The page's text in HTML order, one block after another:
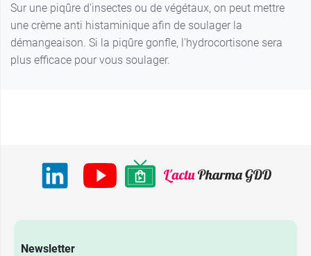
Sur une piqûre d'insectes ou de végétaux, on peut mettre
une crème anti histaminique afin de soulager la
démangeaison. Si la piqûre gonfle, l'hydrocortisone sera
plus efficace pour vous soulager.
Newsletter